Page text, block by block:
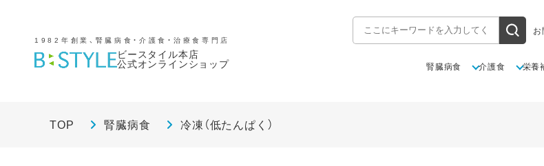
1982年創業、腎臓病食・介護食・治療食専門店
ビースタイル本店
公式オンラインショップ 腎臓病食 介護食 栄養
TOP 腎臓病食 冷凍（低たんぱく）